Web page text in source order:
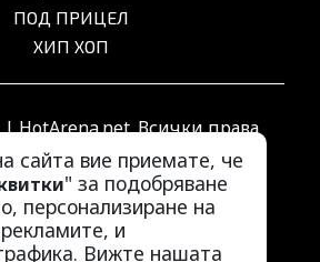
сайта вие приемате, че
" за подобряване
персонализиране на
и
Вижте нашата
ПОД ПРИЦЕЛ
ХИП ХОП
HotArena.net. Всички права
запазени.
РЕКЛАМА
КОНТАКТИ